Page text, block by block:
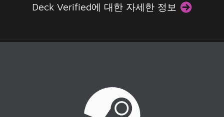
Deck Verified에 대한 자세한 정보